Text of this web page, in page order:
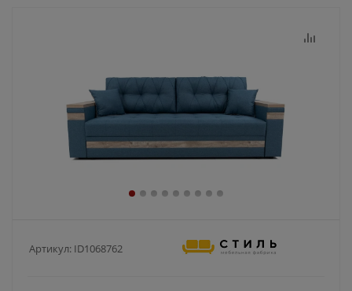
Артикул: ID1068762